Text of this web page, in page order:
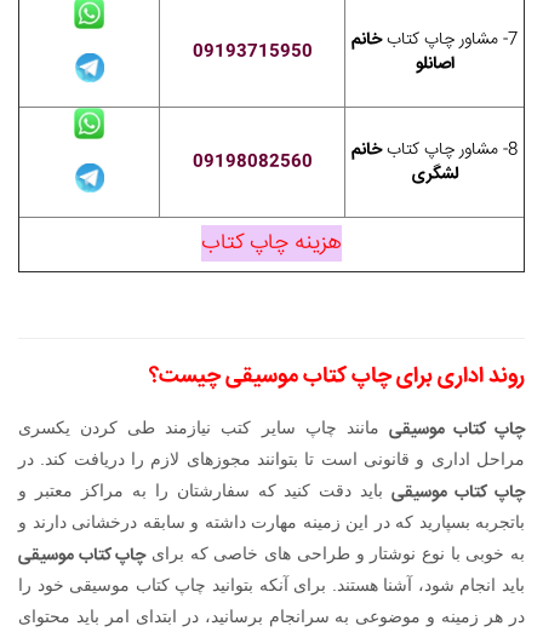
7- مشاور چاپ کتاب
خانم
اصانلو
09193715950
8- مشاور چاپ کتاب
خانم
لشگری
09198082560
هزینه چاپ کتاب
روند اداری برای چاپ کتاب موسیقی چیست؟
چاپ کتاب موسیقی مانند چاپ سایر کتب نیازمند طی کردن یکسری
مراحل اداری و قانونی است تا بتوانند مجوزهای لازم را دریافت کند. در
چاپ کتاب موسیقیباید دقت کنید که سفارشتان را به مراکز معتبر و
باتجربه بسپارید که در این زمینه مهارت داشته و سابقه درخشانی دارند و
به خوبی با نوع نوشتار و طراحی های خاصی که برایچاپ کتاب موسیقی
باید انجام شود، آشنا هستند. برای آنکه بتوانید چاپ کتاب موسیقی خود را
در هر زمینه و موضوعی به سرانجام برسانید، در ابتدای امر باید محتوای